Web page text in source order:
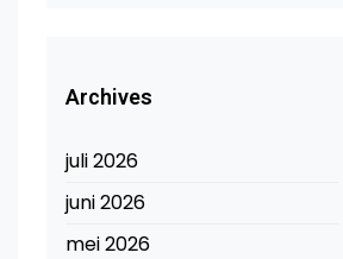
Archives
juli 2026
juni 2026
mei 2026